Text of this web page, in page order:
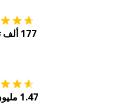
177 ألف تصنيف
1.47 مليون تقييم